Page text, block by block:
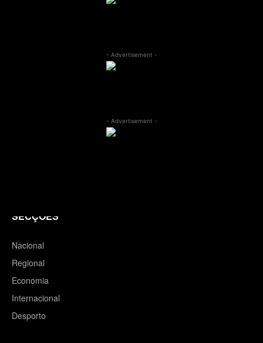
- Advertisement -
- Advertisement -
SECÇÕES
Nacional
Regional
Economia
Internacional
Desporto